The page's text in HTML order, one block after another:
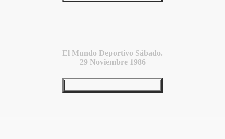
El Mundo Deportivo Sábado.
29 Noviembre 1986